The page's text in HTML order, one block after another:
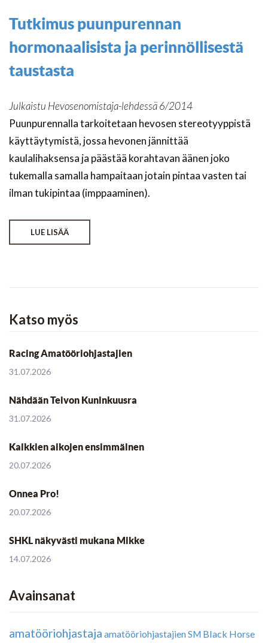
Tutkimus puunpurennan
hormonaalisista ja perinnöllisestä
taustasta
Julkaistu Hevosenomistaja-lehdessä 6/2014
Puunpurennalla tarkoitetaan hevosen stereotyyppistä
käyttäytymistä, jossa hevonen jännittää
kaulalihaksensa ja päästää korahtavan äänen joko
tukemalla samalla hampaitaan jotain pintaa vasten tai
ilman tukipintaa (imppaaminen).
LUE LISÄÄ
Katso myös
Racing Amatööriohjastajien
31.07.2026
Nähdään Teivon Kuninkuusra
31.07.2026
Kaikkien aikojen ensimmäinen
20.07.2026
Onnea Pro!
20.07.2026
SHKL näkyvästi mukana Mikke
14.07.2026
Avainsanat
amatööriohjastaja amatööriohjastajien SM Black Horse